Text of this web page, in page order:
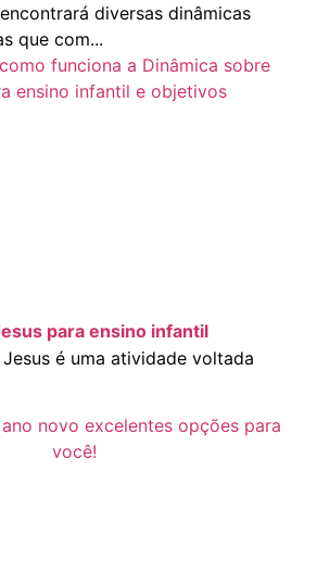
diversas dinâmicas
que com...
para ensino infantil
é uma atividade voltada